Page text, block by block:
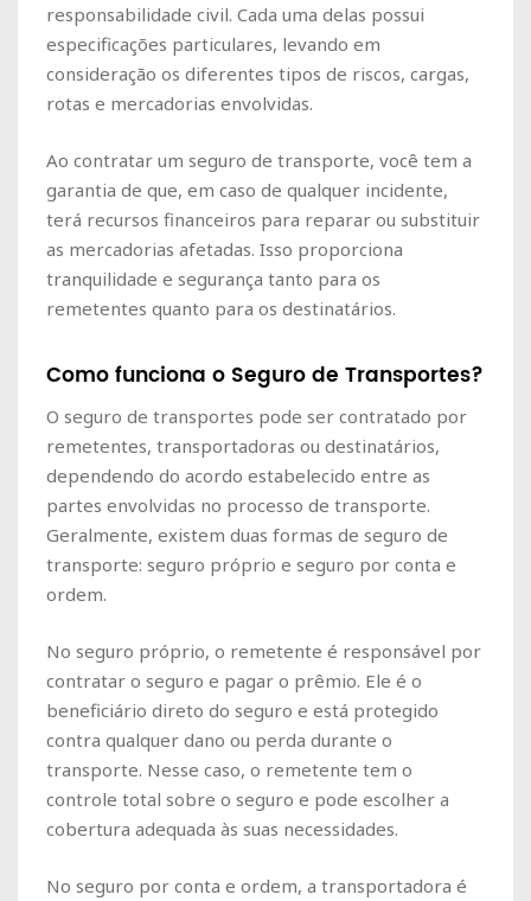
responsabilidade civil. Cada uma delas possui
especificações particulares, levando em
consideração os diferentes tipos de riscos, cargas,
rotas e mercadorias envolvidas.
Ao contratar um seguro de transporte, você tem a
garantia de que, em caso de qualquer incidente,
terá recursos financeiros para reparar ou substituir
as mercadorias afetadas. Isso proporciona
tranquilidade e segurança tanto para os
remetentes quanto para os destinatários.
Como funciona o Seguro de Transportes?
O seguro de transportes pode ser contratado por
remetentes, transportadoras ou destinatários,
dependendo do acordo estabelecido entre as
partes envolvidas no processo de transporte.
Geralmente, existem duas formas de seguro de
transporte: seguro próprio e seguro por conta e
ordem.
No seguro próprio, o remetente é responsável por
contratar o seguro e pagar o prêmio. Ele é o
beneficiário direto do seguro e está protegido
contra qualquer dano ou perda durante o
transporte. Nesse caso, o remetente tem o
controle total sobre o seguro e pode escolher a
cobertura adequada às suas necessidades.
No seguro por conta e ordem, a transportadora é